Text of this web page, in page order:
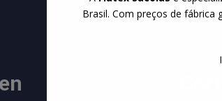
Brasil. Com preços de fábrica